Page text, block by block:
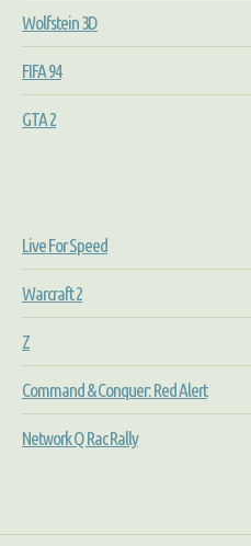
Wolfstein 3D
FIFA 94
GTA 2
Live For Speed
Warcraft 2
Z
Command & Conquer: Red Alert
Network Q Rac Rally